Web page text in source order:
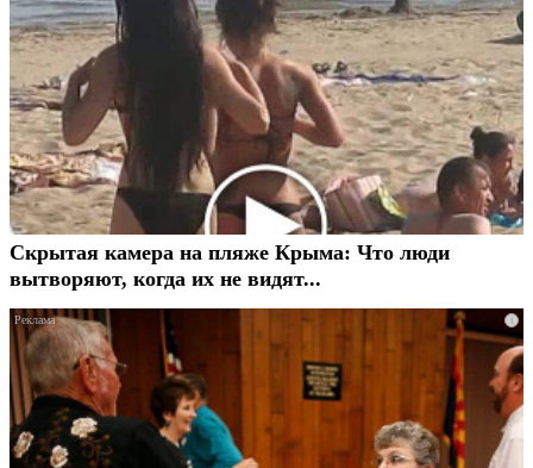
Скрытая камера на пляже Крыма: Что люди
вытворяют, когда их не видят...
i